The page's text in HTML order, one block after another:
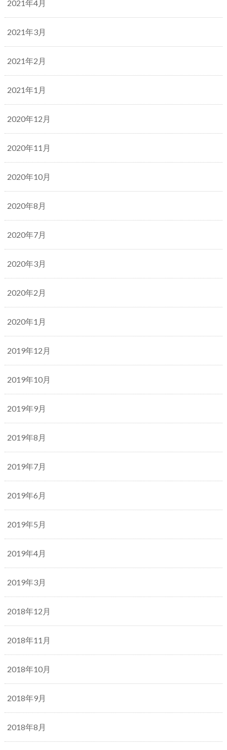
2021年4月
2021年3月
2021年2月
2021年1月
2020年12月
2020年11月
2020年10月
2020年8月
2020年7月
2020年3月
2020年2月
2020年1月
2019年12月
2019年10月
2019年9月
2019年8月
2019年7月
2019年6月
2019年5月
2019年4月
2019年3月
2018年12月
2018年11月
2018年10月
2018年9月
2018年8月